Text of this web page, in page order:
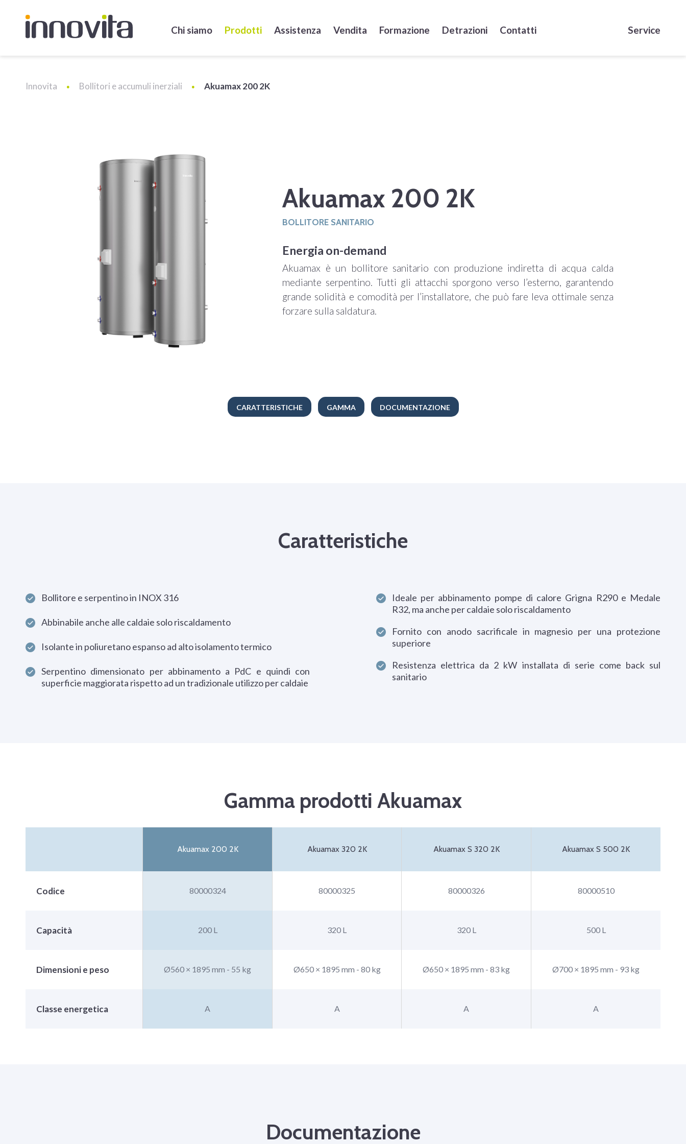
Chi siamo Prodotti Assistenza Vendita Formazione Detrazioni Contatti Service
Innovita ● Bollitori e accumuli inerziali ● Akuamax 200 2K
Akuamax 200 2K
BOLLITORE SANITARIO
Energia on-demand
Akuamax è un bollitore sanitario con produzione indiretta di acqua calda
mediante serpentino. Tutti gli attacchi sporgono verso l’esterno, garantendo
grande solidità e comodità per l’installatore, che può fare leva ottimale senza
forzare sulla saldatura.
CARATTERISTICHE GAMMA DOCUMENTAZIONE
Caratteristiche
Bollitore e serpentino in INOX 316
Abbinabile anche alle caldaie solo riscaldamento
Isolante in poliuretano espanso ad alto isolamento termico
Serpentino dimensionato per abbinamento a PdC e quindi con
superficie maggiorata rispetto ad un tradizionale utilizzo per caldaie
Ideale per abbinamento pompe di calore Grigna R290 e Medale
R32, ma anche per caldaie solo riscaldamento
Fornito con anodo sacrificale in magnesio per una protezione
superiore
Resistenza elettrica da 2 kW installata di serie come back sul
sanitario
Gamma prodotti Akuamax
Akuamax 200 2K Akuamax 320 2K Akuamax S 320 2K Akuamax S 500 2K
Codice 80000324 80000325 80000326 80000510
Capacità 200 L 320 L 320 L 500 L
Dimensioni e peso Ø560 × 1895 mm - 55 kg Ø650 × 1895 mm - 80 kg Ø650 × 1895 mm - 83 kg Ø700 × 1895 mm - 93 kg
Classe energetica A A A A
Documentazione